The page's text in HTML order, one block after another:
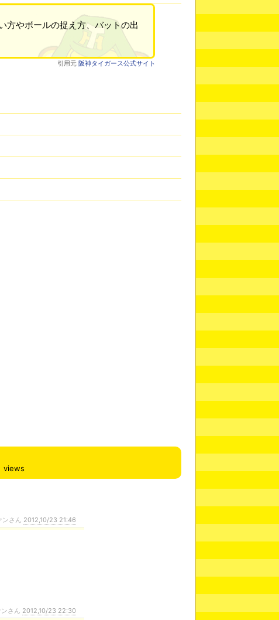
方やボールの捉え方、バットの出
引用元 阪神タイガース公式サイト
views
さん 2012,10/23 21:46
さん 2012,10/23 22:30